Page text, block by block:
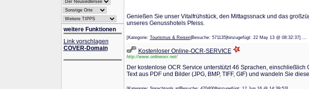
weitere Funktionen
Link vorschlagen
COVER-Domain
Genießen Sie unser Vitalfrühstück, den Mittagssnack und das
unseres Genusshotels Pfeiss.
[Kategorie: Tourismus & Reisen|Besuche: 571135|hinzugefügt: 22 May 13 @
Kostenloser Online-OCR-SERVICE
http://www.onlineocr.net/
Der kostenlose OCR Service unterstützt 46 Sprachen,
Text aus PDF und Bilder (JPG, BMP, TIFF, GIF) und wandeln Sie